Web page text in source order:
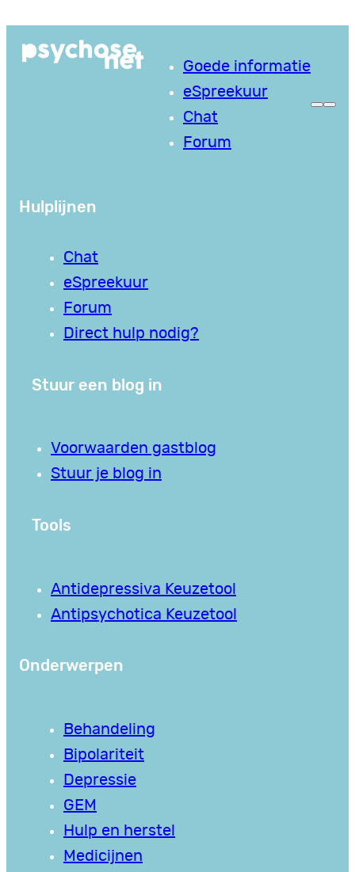
naar
Goede informatie
eSpreekuur
Chat
Forum
Hulplijnen
Chat
eSpreekuur
Forum
Direct hulp nodig?
Stuur een blog in
Voorwaarden gastblog
Stuur je blog in
Tools
Antidepressiva Keuzetool
Antipsychotica Keuzetool
Onderwerpen
Behandeling
Bipolariteit
Depressie
GEM
Hulp en herstel
Medicijnen